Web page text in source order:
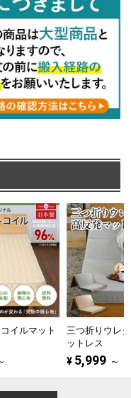
イルマット
三つ折りウレ
ットレス
¥ 5,999 ～